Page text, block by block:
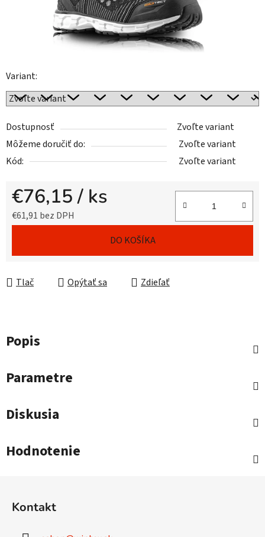
Variant:
Dostupnosť
Zvoľte variant
Môžeme doručiť do:
Zvoľte variant
Kód:
Zvoľte variant
€76,15/ ks
€61,91 bez DPH
DO KOŠÍKA
Tlač Opýtať sa Zdieľať
Popis
Parametre
Diskusia
Hodnotenie
Kontakt